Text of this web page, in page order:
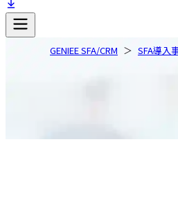
GENIEE SFA/CRM SFA導入